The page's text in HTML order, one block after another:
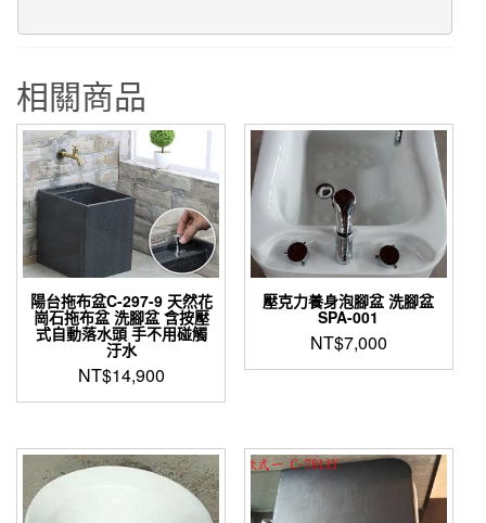
相關商品
陽台拖布盆C-297-9 天然花
崗石拖布盆 洗腳盆 含按壓
式自動落水頭 手不用碰觸
汙水
NT$14,900
壓克力養身泡腳盆 洗腳盆
SPA-001
NT$7,000